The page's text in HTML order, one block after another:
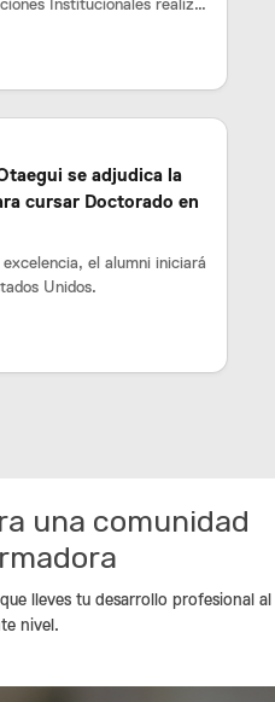
Institucionales realizó
se adjudica la
cursar Doctorado en
el alumni iniciará
Unidos.
una comunidad
lleves tu desarrollo profesional al
nivel.